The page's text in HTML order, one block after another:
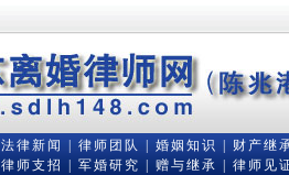
法律新闻 律师团队 婚姻知识 财产继
律师支招 军婚研究 赠与继承 律师见